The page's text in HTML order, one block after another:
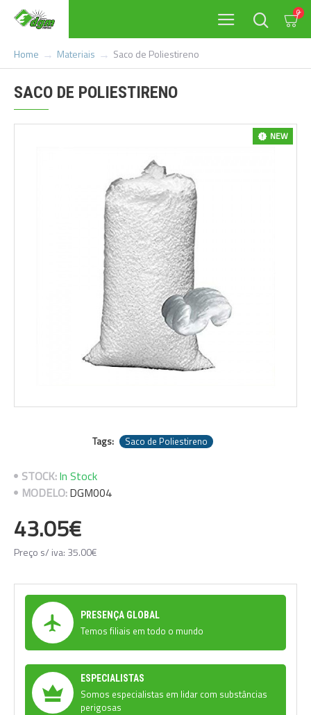
0
Home Materiais Saco de Poliestireno
SACO DE POLIESTIRENO
NEW
Tags: Saco de Poliestireno
STOCK:In Stock
MODELO:DGM004
43.05€
Preço s/ iva: 35.00€
PRESENÇA GLOBAL
Temos filiais em todo o mundo
ESPECIALISTAS
Somos especialistas em lidar com substâncias
perigosas